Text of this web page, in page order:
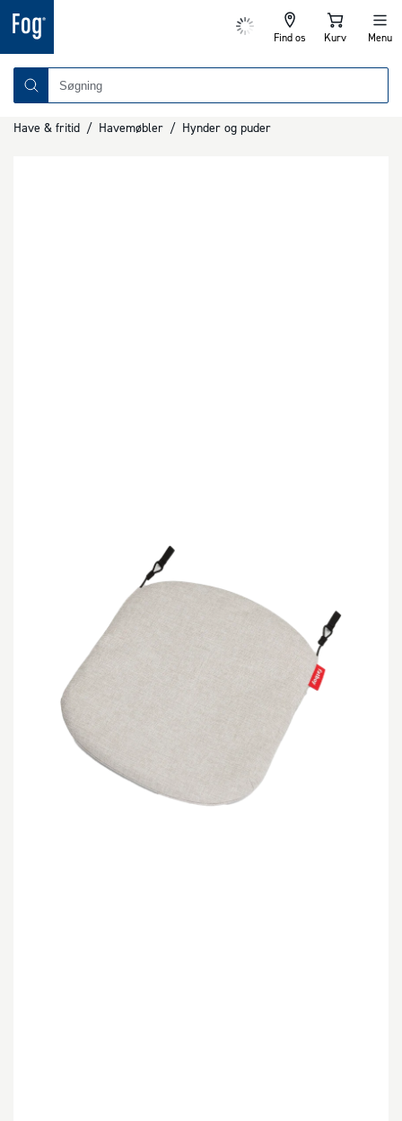
Find os Kurv Menu
Have & fritid / Havemøbler / Hynder og puder